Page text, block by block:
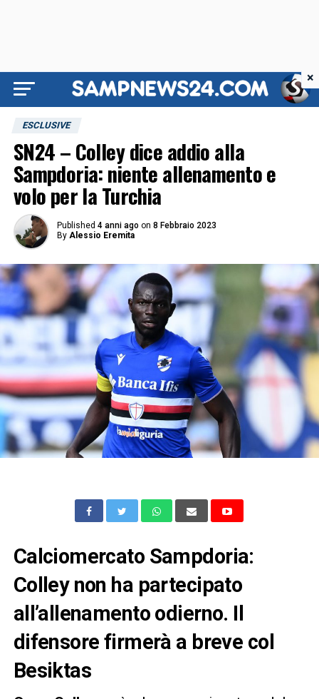
ESCLUSIVE
SN24 – Colley dice addio alla
Sampdoria: niente allenamento e
volo per la Turchia
Published 4 anni ago on 8 Febbraio 2023
By Alessio Eremita
Calciomercato Sampdoria:
Colley non ha partecipato
all’allenamento odierno. Il
difensore firmerà a breve col
Besiktas
×